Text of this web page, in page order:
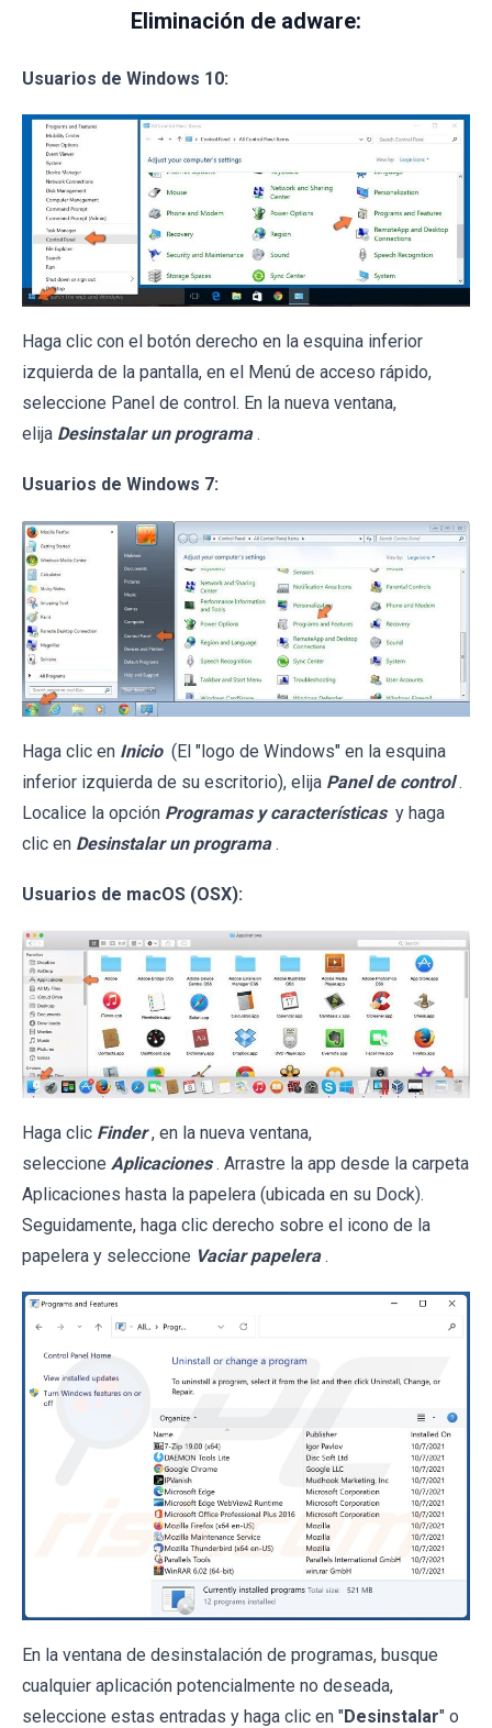
Eliminación de adware:
Usuarios de Windows 10:
Haga clic con el botón derecho en la esquina inferior
izquierda de la pantalla, en el Menú de acceso rápido,
seleccione Panel de control. En la nueva ventana,
elija Desinstalar un programa .
Usuarios de Windows 7:
Haga clic en Inicio (El "logo de Windows" en la esquina
inferior izquierda de su escritorio), elija Panel de control .
Localice la opción Programas y características y haga
clic en Desinstalar un programa .
Usuarios de macOS (OSX):
Haga clic Finder , en la nueva ventana,
seleccione Aplicaciones . Arrastre la app desde la carpeta
Aplicaciones hasta la papelera (ubicada en su Dock).
Seguidamente, haga clic derecho sobre el icono de la
papelera y seleccione Vaciar papelera .
En la ventana de desinstalación de programas, busque
cualquier aplicación potencialmente no deseada,
seleccione estas entradas y haga clic en "Desinstalar" o